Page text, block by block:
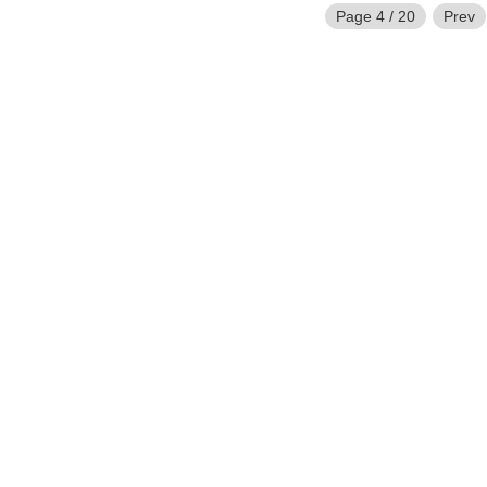
Page 4 / 20 Prev